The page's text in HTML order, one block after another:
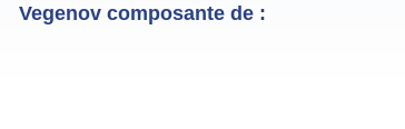
Vegenov composante de :